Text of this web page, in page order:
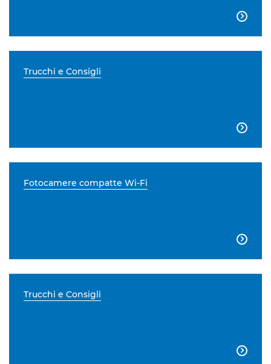

Trucchi e Consigli

Fotocamere compatte Wi-Fi

Trucchi e Consigli
